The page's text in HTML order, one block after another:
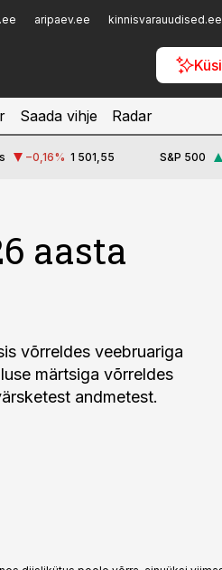
aripaev.ee kinnisvarauudised.ee
Saada vihje Radar
−0,16% 1 501,55 S&P 500
aasta
võrreldes veebruariga
märtsiga võrreldes
andmetest.